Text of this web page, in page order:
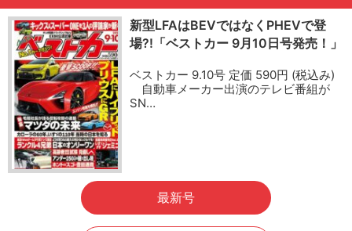
新型LFAはBEVではなくPHEVで登
場?!「ベストカー 9月10日号発売！」
ベストカー 9.10号 定価 590円 (税込み)
自動車メーカー出演のテレビ番組が
SN…
最新号